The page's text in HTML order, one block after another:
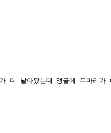
더 날아왔는데 앵글에 두마리가